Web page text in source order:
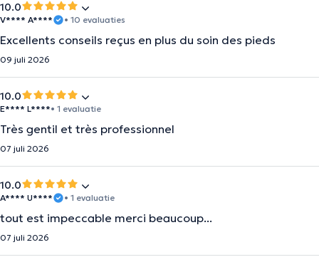
10.0
V**** A**** • 10 evaluaties
Excellents conseils reçus en plus du soin des pieds
09 juli 2026
10.0
E**** L****• 1 evaluatie
Très gentil et très professionnel
07 juli 2026
10.0
A**** U**** • 1 evaluatie
tout est impeccable merci beaucoup...
07 juli 2026